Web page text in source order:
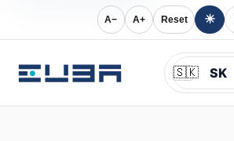
A− A+ Reset ☀
🇸🇰